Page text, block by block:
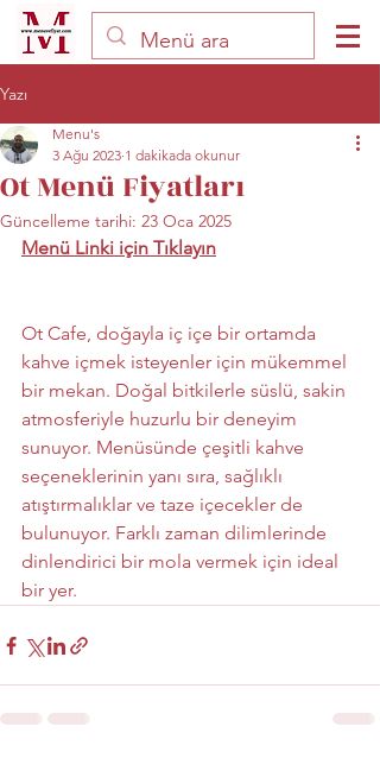
Yazı
Ot Menü Fiyatları
Menu's
3 Ağu 2023 1 dakikada okunur
Güncelleme tarihi: 23 Oca 2025
Menü Linki için Tıklayın
Ot Cafe, doğayla iç içe bir ortamda
kahve içmek isteyenler için mükemmel
bir mekan. Doğal bitkilerle süslü, sakin
atmosferiyle huzurlu bir deneyim
sunuyor. Menüsünde çeşitli kahve
seçeneklerinin yanı sıra, sağlıklı
atıştırmalıklar ve taze içecekler de
bulunuyor. Farklı zaman dilimlerinde
dinlendirici bir mola vermek için ideal
bir yer.